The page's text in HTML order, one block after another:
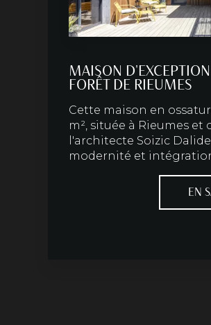
MAISON
FORÊT DE RIEUMES
Cette maison en
m², située à Rieumes et
l'architecte Soizic
modernité et intégration
EN